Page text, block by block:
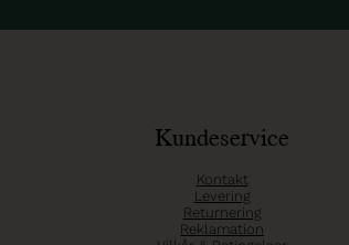
Kundeservice
Kontakt
Levering
Returnering
Reklamation